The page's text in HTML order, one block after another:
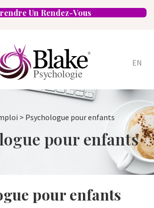
Un Rendez-Vous
EN
Psychologues
Approches
FAQ
Blogue
> Psychologue pour enfants
pour enfants
pour enfants